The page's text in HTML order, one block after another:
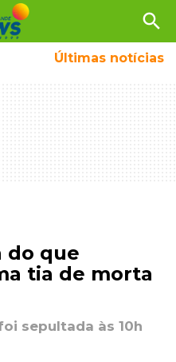
search
Últimas notícias
do que
tia de morta
sepultada às 10h